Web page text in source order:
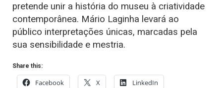
pretende unir a história do museu à criatividade
contemporânea. Mário Laginha levará ao
público interpretações únicas, marcadas pela
sua sensibilidade e mestria.
Share this:
Facebook X LinkedIn